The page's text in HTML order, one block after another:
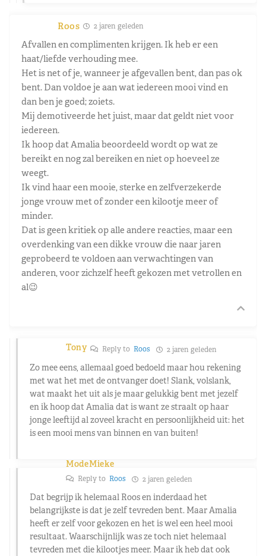
Roos 2 jaren geleden
Afvallen en complimenten krijgen. Ik heb er een
haat/liefde verhouding mee.
Het is net of je, wanneer je afgevallen bent, dan pas ok
bent. Dan voldoe je aan wat iedereen mooi vind en
dan ben je goed; zoiets.
Mij demotiveerde het juist, maar dat geldt niet voor
iedereen.
Ik hoop dat Amalia beoordeeld wordt op wat ze
bereikt en nog zal bereiken en niet op hoeveel ze
weegt.
Ik vind haar een mooie, sterke en zelfverzekerde
jonge vrouw met of zonder een kilootje meer of
minder.
Dat is geen kritiek op alle andere reacties, maar een
overdenking van een dikke vrouw die naar jaren
geprobeerd te voldoen aan verwachtingen van
anderen, voor zichzelf heeft gekozen met vetrollen en
al😉
Tony Reply to Roos 2 jaren geleden
Zo mee eens, allemaal goed bedoeld maar hou rekening
met wat het met de ontvanger doet! Slank, volslank,
wat maakt het uit als je maar gelukkig bent met jezelf
en ik hoop dat Amalia dat is want ze straalt op haar
jonge leeftijd al zoveel kracht en persoonlijkheid uit: het
is een mooi mens van binnen en van buiten!
ModeMieke
Reply to Roos 2 jaren geleden
Dat begrijp ik helemaal Roos en inderdaad het
belangrijkste is dat je zelf tevreden bent. Maar Amalia
heeft er zelf voor gekozen en het is wel een heel mooi
resultaat. Waarschijnlijk was ze toch niet helemaal
tevreden met die kilootjes meer. Maar ik heb dat ook